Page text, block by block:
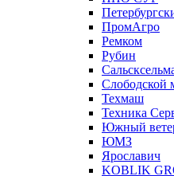
ПромАгро
Ремком
Рубин
Слободской
Техмаш
Техника
Южный
ЮМЗ
Ярославич
KOBLIK